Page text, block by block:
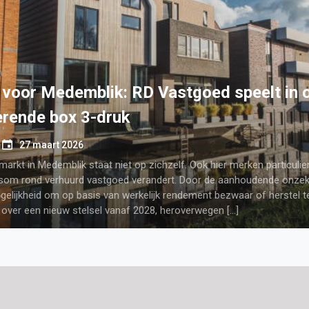
muzikale voorstelling: Er kwamen
aan door The Sunshine Soldiers
5 oktober 2025
– Op zondag 2 november 2025 speelt het muzikale duo The
en Joost de Venster) hun voorstelling Er kwamen twee
in Oorlogsmuseum Medemblik. Het stuk is speciaal
en heeft als doel verschillende […]